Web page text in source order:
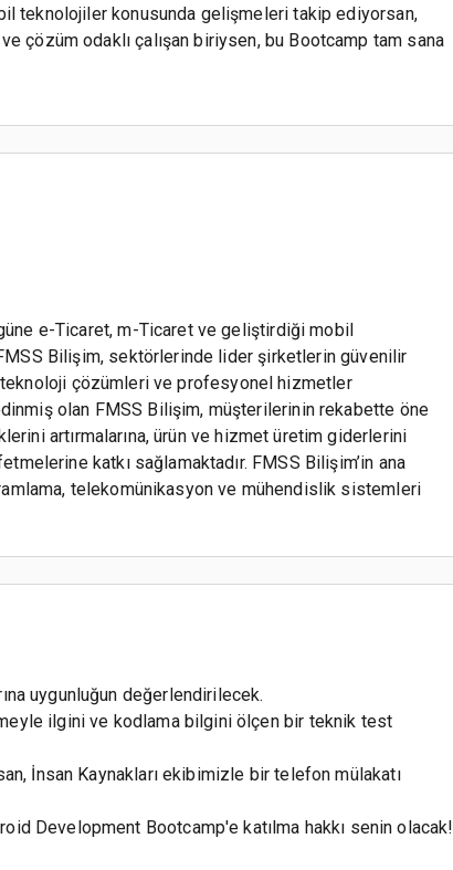
teknolojiler konusunda gelişmeleri takip ediyorsan,
çözüm odaklı çalışan biriysen, bu Bootcamp tam sana
e-Ticaret, m-Ticaret ve geliştirdiği mobil
Bilişim, sektörlerinde lider şirketlerin güvenilir
çözümleri ve profesyonel hizmetler
olan FMSS Bilişim, müşterilerinin rekabette öne
artırmalarına, ürün ve hizmet üretim giderlerini
katkı sağlamaktadır. FMSS Bilişim’in ana
telekomünikasyon ve mühendislik sistemleri
uygunluğun değerlendirilecek.
ilgini ve kodlama bilgini ölçen bir teknik test
İnsan Kaynakları ekibimizle bir telefon mülakatı
Development Bootcamp'e katılma hakkı senin olacak!